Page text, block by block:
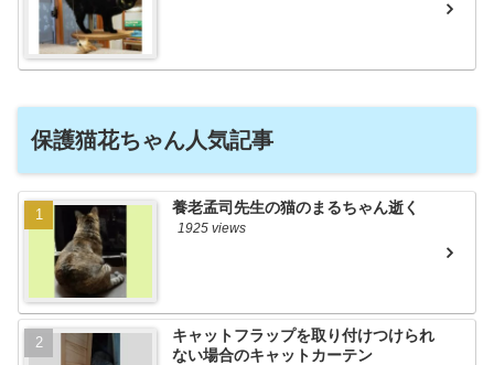
保護猫花ちゃん人気記事
養老孟司先生の猫のまるちゃん逝く
1925 views
キャットフラップを取り付けつけられ
ない場合のキャットカーテン